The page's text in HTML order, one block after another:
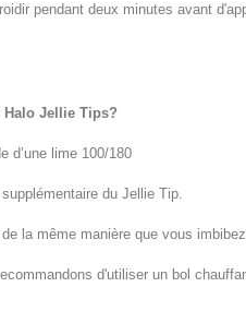
pendant deux minutes avant
Jellie Tips?
d’une lime 100/180
du Jellie Tip.
la même manière que vous
d'utiliser un bol